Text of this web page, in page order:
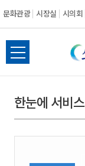
문화관광 시장실 시의회
전
체
뉴
열
한눈에 서비스